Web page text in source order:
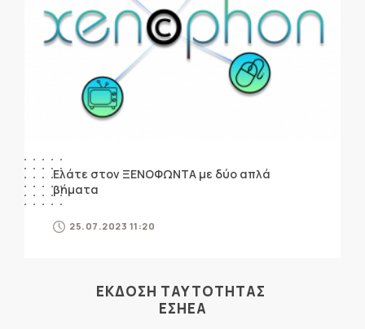
Ελάτε στον ΞΕΝΟΦΩΝΤΑ με δύο απλά
βήματα
25.07.2023 11:20
ΕΚΔΟΣΗ ΤΑΥΤΟΤΗΤΑΣ
ΕΣΗΕΑ